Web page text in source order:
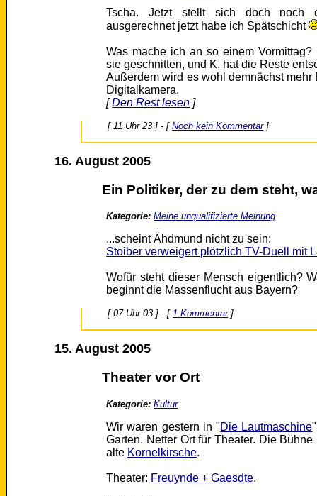
Tscha. Jetzt stellt sich doch noch
ausgerechnet jetzt habe ich Spätschicht
Was mache ich an so einem
sie geschnitten, und K. hat die Reste
Außerdem wird es wohl demnächst
Digitalkamera.
[Den Rest lesen ]
[ 11 Uhr 23 ] - [Noch kein Kommentar]
16. August 2005
Ein Politiker, der zu dem steht,
Kategorie: Meine unqualifizierte Meinung
...scheint Ähdmund nicht zu sein:
Stoiber verweigert plötzlich TV-Duell mit
Wofür steht dieser Mensch eigentlich?
beginnt die Massenflucht aus Bayern?
[ 07 Uhr 03 ] - [1 Kommentar]
15. August 2005
Theater vor Ort
Kategorie: Kultur
Wir waren gestern in "Die Lautmaschine
Garten. Netter Ort für Theater. Die
alte Kornelkirsche.
Theater: Freuynde + Gaesdte.